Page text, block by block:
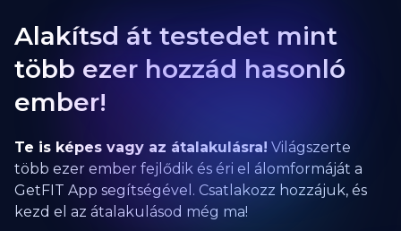
Alakítsd át testedet mint
több ezer hozzád hasonló
ember!
Te is képes vagy az átalakulásra! Világszerte
több ezer ember fejlődik és éri el álomformáját a
GetFIT App segítségével. Csatlakozz hozzájuk, és
kezd el az átalakulásod még ma!